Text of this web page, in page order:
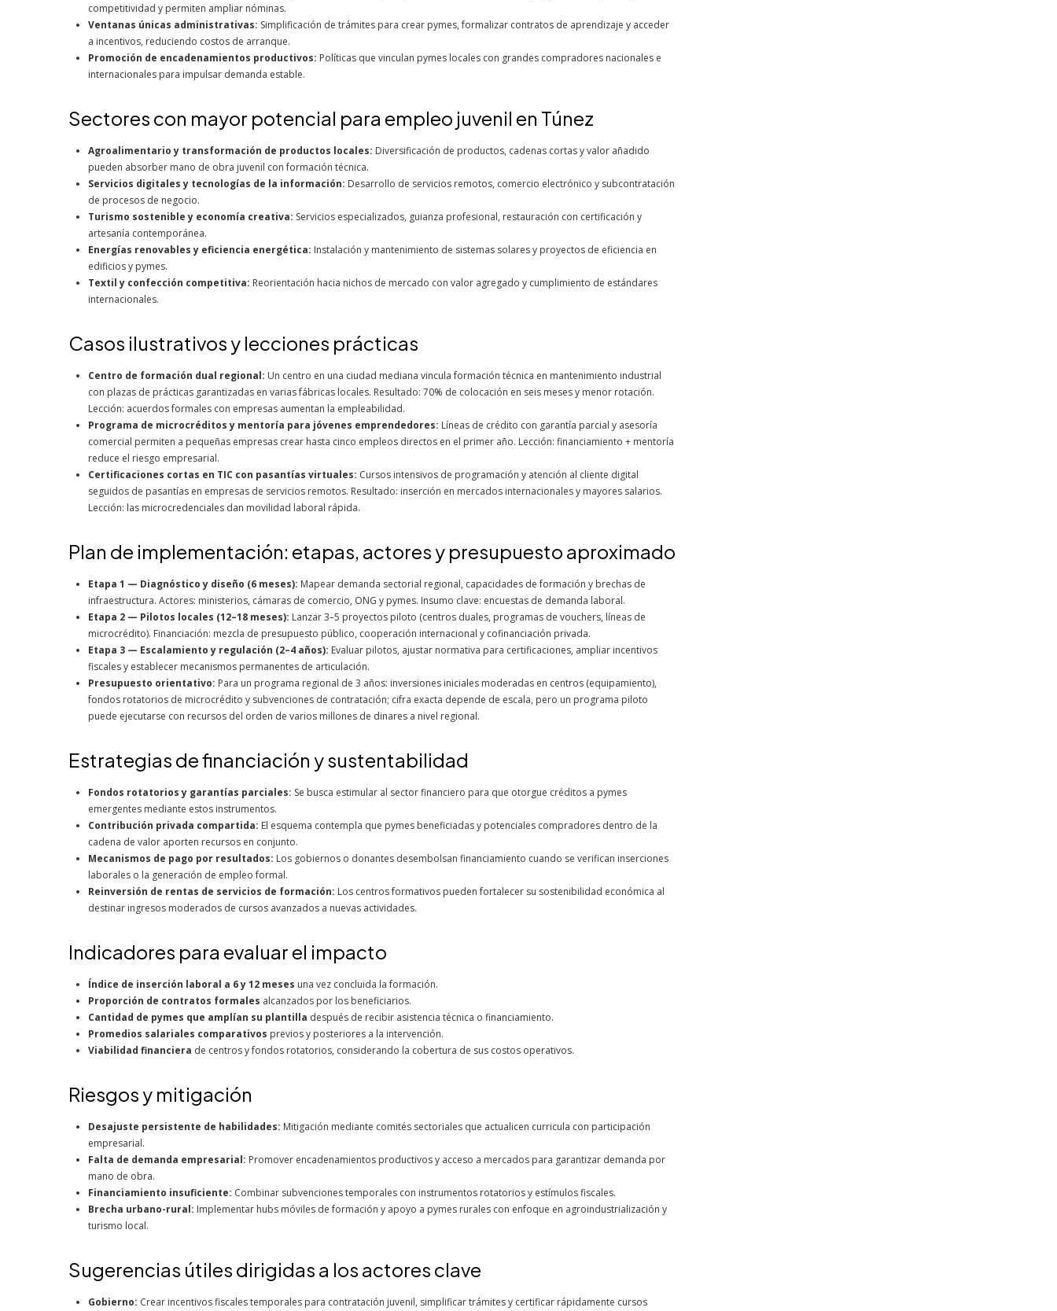
competitividad y permiten ampliar nóminas.
Ventanas únicas administrativas: Simplificación de trámites para crear pymes, formalizar contratos de aprendizaje y acceder
a incentivos, reduciendo costos de arranque.
Promoción de encadenamientos productivos: Políticas que vinculan pymes locales con grandes compradores nacionales e
internacionales para impulsar demanda estable.
Sectores con mayor potencial para empleo juvenil en Túnez
Agroalimentario y transformación de productos locales: Diversificación de productos, cadenas cortas y valor añadido
pueden absorber mano de obra juvenil con formación técnica.
Servicios digitales y tecnologías de la información: Desarrollo de servicios remotos, comercio electrónico y subcontratación
de procesos de negocio.
Turismo sostenible y economía creativa: Servicios especializados, guianza profesional, restauración con certificación y
artesanía contemporánea.
Energías renovables y eficiencia energética: Instalación y mantenimiento de sistemas solares y proyectos de eficiencia en
edificios y pymes.
Textil y confección competitiva: Reorientación hacia nichos de mercado con valor agregado y cumplimiento de estándares
internacionales.
Casos ilustrativos y lecciones prácticas
Centro de formación dual regional: Un centro en una ciudad mediana vincula formación técnica en mantenimiento industrial
con plazas de prácticas garantizadas en varias fábricas locales. Resultado: 70% de colocación en seis meses y menor rotación.
Lección: acuerdos formales con empresas aumentan la empleabilidad.
Programa de microcréditos y mentoría para jóvenes emprendedores: Líneas de crédito con garantía parcial y asesoría
comercial permiten a pequeñas empresas crear hasta cinco empleos directos en el primer año. Lección: financiamiento + mentoría
reduce el riesgo empresarial.
Certificaciones cortas en TIC con pasantías virtuales: Cursos intensivos de programación y atención al cliente digital
seguidos de pasantías en empresas de servicios remotos. Resultado: inserción en mercados internacionales y mayores salarios.
Lección: las microcredenciales dan movilidad laboral rápida.
Plan de implementación: etapas, actores y presupuesto aproximado
Etapa 1 — Diagnóstico y diseño (6 meses): Mapear demanda sectorial regional, capacidades de formación y brechas de
infraestructura. Actores: ministerios, cámaras de comercio, ONG y pymes. Insumo clave: encuestas de demanda laboral.
Etapa 2 — Pilotos locales (12–18 meses): Lanzar 3–5 proyectos piloto (centros duales, programas de vouchers, líneas de
microcrédito). Financiación: mezcla de presupuesto público, cooperación internacional y cofinanciación privada.
Etapa 3 — Escalamiento y regulación (2–4 años): Evaluar pilotos, ajustar normativa para certificaciones, ampliar incentivos
fiscales y establecer mecanismos permanentes de articulación.
Presupuesto orientativo: Para un programa regional de 3 años: inversiones iniciales moderadas en centros (equipamiento),
fondos rotatorios de microcrédito y subvenciones de contratación; cifra exacta depende de escala, pero un programa piloto
puede ejecutarse con recursos del orden de varios millones de dinares a nivel regional.
Estrategias de financiación y sustentabilidad
Fondos rotatorios y garantías parciales: Se busca estimular al sector financiero para que otorgue créditos a pymes
emergentes mediante estos instrumentos.
Contribución privada compartida: El esquema contempla que pymes beneficiadas y potenciales compradores dentro de la
cadena de valor aporten recursos en conjunto.
Mecanismos de pago por resultados: Los gobiernos o donantes desembolsan financiamiento cuando se verifican inserciones
laborales o la generación de empleo formal.
Reinversión de rentas de servicios de formación: Los centros formativos pueden fortalecer su sostenibilidad económica al
destinar ingresos moderados de cursos avanzados a nuevas actividades.
Indicadores para evaluar el impacto
Índice de inserción laboral a 6 y 12 meses una vez concluida la formación.
Proporción de contratos formales alcanzados por los beneficiarios.
Cantidad de pymes que amplían su plantilla después de recibir asistencia técnica o financiamiento.
Promedios salariales comparativos previos y posteriores a la intervención.
Viabilidad financiera de centros y fondos rotatorios, considerando la cobertura de sus costos operativos.
Riesgos y mitigación
Desajuste persistente de habilidades: Mitigación mediante comités sectoriales que actualicen curricula con participación
empresarial.
Falta de demanda empresarial: Promover encadenamientos productivos y acceso a mercados para garantizar demanda por
mano de obra.
Financiamiento insuficiente: Combinar subvenciones temporales con instrumentos rotatorios y estímulos fiscales.
Brecha urbano-rural: Implementar hubs móviles de formación y apoyo a pymes rurales con enfoque en agroindustrialización y
turismo local.
Sugerencias útiles dirigidas a los actores clave
Gobierno: Crear incentivos fiscales temporales para contratación juvenil, simplificar trámites y certificar rápidamente cursos